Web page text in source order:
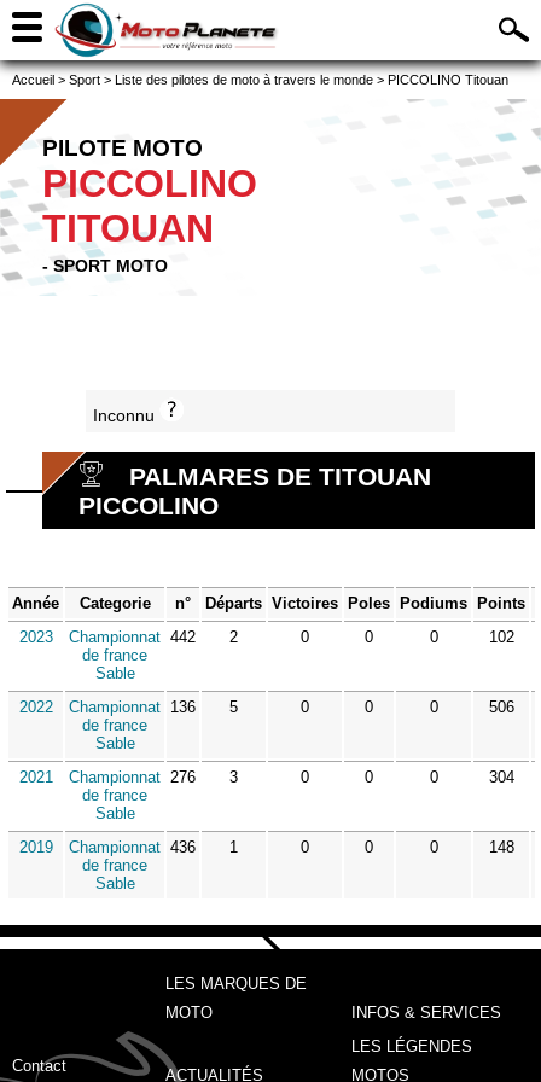
Accueil > Sport > Liste des pilotes de moto à travers le monde > PICCOLINO Titouan
PILOTE MOTO
PICCOLINO
TITOUAN
- SPORT MOTO
Inconnu
PALMARES DE TITOUAN
PICCOLINO
Année Categorie n° Départs Victoires Poles Podiums Points
2023
Championnat
de france
Sable
442 2 0 0 0 102
2022
Championnat
de france
Sable
136 5 0 0 0 506
2021
Championnat
de france
Sable
276 3 0 0 0 304
2019
Championnat
de france
Sable
436 1 0 0 0 148
Contact
LES MARQUES DE
MOTO
INFOS & SERVICES
ACTUALITÉS
LES LÉGENDES
MOTOS